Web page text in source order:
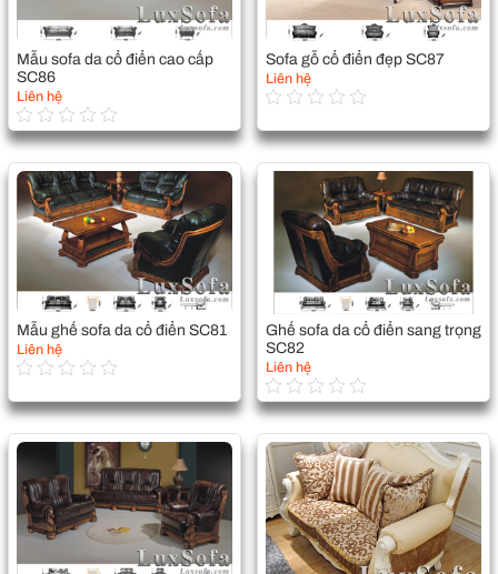
Mẫu sofa da cổ điển cao cấp
SC86
Liên hệ
Sofa gỗ cổ điển đẹp SC87
Liên hệ
Mẫu ghế sofa da cổ điển SC81
Liên hệ
Ghế sofa da cổ điển sang trọng
SC82
Liên hệ